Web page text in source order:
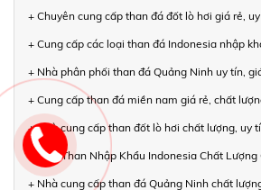
+ Chuyên cung cấp than đá đốt lò hơi giá rẻ,
+ Cung cấp các loại than đá Indonesia nhập
+ Nhà phân phối than đá Quảng Ninh uy tín,
+ Cung cấp than đá miền nam giá rẻ, chất
+ Nhà cung cấp than đốt lò hơi chất lượng, uy
+ Mua Than Nhập Khẩu Indonesia Chất Lượng
+ Nhà cung cấp than đá Quảng Ninh chất